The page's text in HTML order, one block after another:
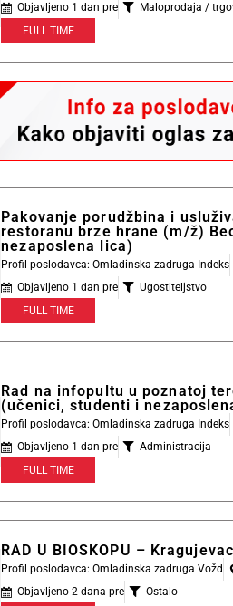
Objavljeno 1 dan pre
Maloprodaja /
FULL TIME
Pakovanje porudžbina i
restoranu brze hrane (m/ž)
nezaposlena lica)
Profil poslodavca: Omladinska zadruga Indeks
Objavljeno 1 dan pre
Ugostiteljstvo
FULL TIME
Rad na infopultu u poznatoj
(učenici, studenti i
Profil poslodavca: Omladinska zadruga Indeks
Objavljeno 1 dan pre
Administracija
FULL TIME
RAD U BIOSKOPU – Kragujevac
Profil poslodavca: Omladinska zadruga Vožd
Objavljeno 2 dana pre
Ostalo